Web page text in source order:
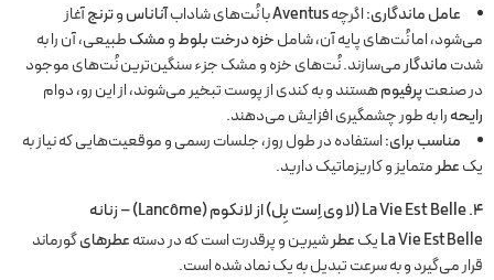
عامل ماندگاری:اگرچهAventusبا نُت‌های شادابآناناسوترنجآغاز
می‌شود، اما نُت‌های پایه آن، شاملخزه درخت بلوطومشکطبیعی، آن را به
شدتماندگارمی‌سازند. نُت‌های خزه و مشک جزء سنگین‌ترین نُت‌های موجود
در صنعتپرفیومهستند و به کندی از پوست تبخیر می‌شوند، از این رو، دوام
رایحهرا به طور چشمگیری افزایش می‌دهند.
مناسب برای:استفاده در طول روز، جلسات رسمی و موقعیت‌هایی که نیاز به
یکعطرمتمایز و کاریزماتیک دارید.
۴. La Vie Est Belle(لا وی اِست بِل) از لانکوم (Lancôme) – زنانه
La Vie Est Belleیکعطرشیرین و پرقدرت است که در دستهعطرهایگورماند
قرار می‌گیرد و به سرعت تبدیل به یک نماد شده است.